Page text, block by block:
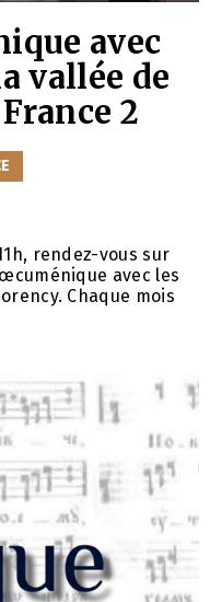
avec
vallée de
2
rendez-vous sur
avec les
Chaque mois